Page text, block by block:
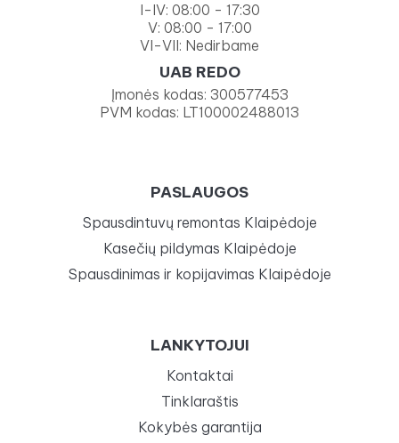
I-IV: 08:00 - 17:30
V: 08:00 - 17:00
VI-VII: Nedirbame
UAB REDO
Įmonės kodas: 300577453
PVM kodas: LT100002488013
PASLAUGOS
Spausdintuvų remontas Klaipėdoje
Kasečių pildymas Klaipėdoje
Spausdinimas ir kopijavimas Klaipėdoje
LANKYTOJUI
Kontaktai
Tinklaraštis
Kokybės garantija